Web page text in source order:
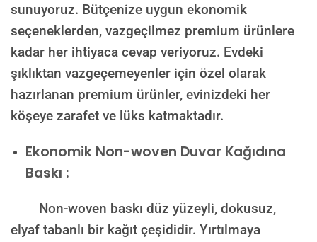
sunuyoruz. Bütçenize uygun ekonomik
seçeneklerden, vazgeçilmez premium ürünlere
kadar her ihtiyaca cevap veriyoruz. Evdeki
şıklıktan vazgeçemeyenler için özel olarak
hazırlanan premium ürünler, evinizdeki her
köşeye zarafet ve lüks katmaktadır.
Ekonomik Non-woven Duvar Kağıdına
Baskı :
Non-woven baskı düz yüzeyli, dokusuz,
elyaf tabanlı bir kağıt çeşididir. Yırtılmaya